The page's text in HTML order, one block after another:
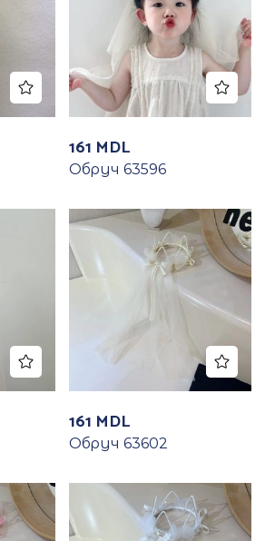
161 MDL
Обруч 63596
161 MDL
Обруч 63602